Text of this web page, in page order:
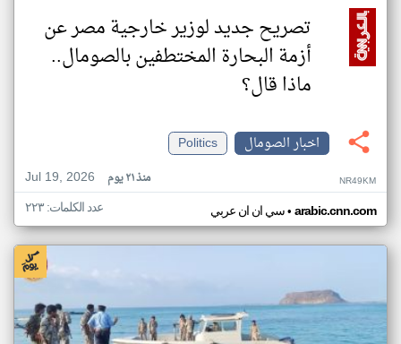
تصريح جديد لوزير خارجية مصر عن
أزمة البحارة المختطفين بالصومال..
ماذا قال؟
اخبار الصومال
Politics
Jul 19, 2026
منذ ٢١ يوم NR49KM
سي ان ان عربي• arabic.cnn.com عدد الكلمات: ٢٢٣